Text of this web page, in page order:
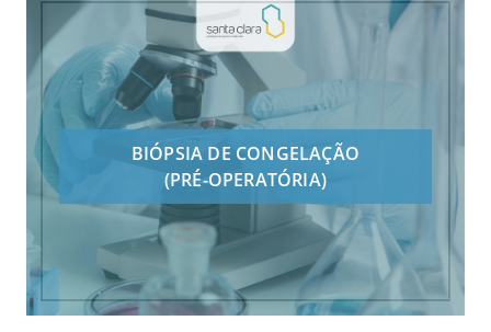
BIÓPSIA DE CONGELAÇÃO
(PRÉ-OPERATÓRIA)